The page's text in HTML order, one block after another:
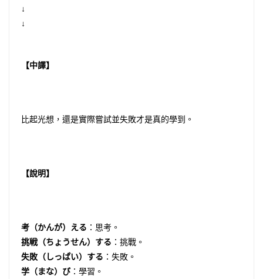
↓
↓
【中譯】
比起光想，還是實際嘗試並失敗才是真的學到。
【說明】
考（かんが）える ：思考。
挑戦（ちょうせん）する ：挑戰。
失敗（しっぱい）する ：失敗。
学（まな）び：學習。